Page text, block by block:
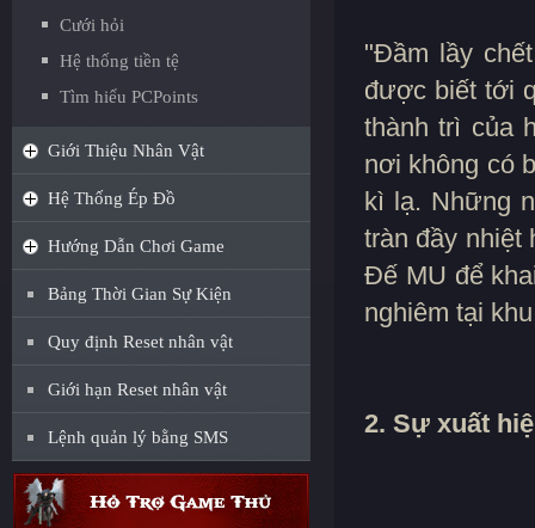
Cưới hỏi
Hệ thống tiền tệ
Tìm hiểu PCPoints
Giới Thiệu Nhân Vật
Hệ Thống Ép Đồ
Hướng Dẫn Chơi Game
Bảng Thời Gian Sự Kiện
Quy định Reset nhân vật
Giới hạn Reset nhân vật
Lệnh quản lý bằng SMS
"Đầm lầy
được biết tới
thành trì của
nơi không có
kì lạ. Những
tràn đầy nhiệt
Đế MU để
nghiêm tại
2. Sự xuất